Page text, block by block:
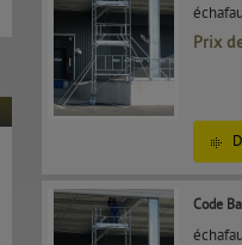
Prix
Code